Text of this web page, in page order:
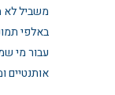
משביל לא
באלפי
עבור מי
אותנטיים